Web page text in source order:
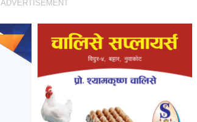
ADVERTISEMENT